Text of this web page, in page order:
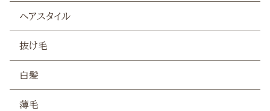
薄毛
ヘアスタイル
抜け毛
白髪
薄毛